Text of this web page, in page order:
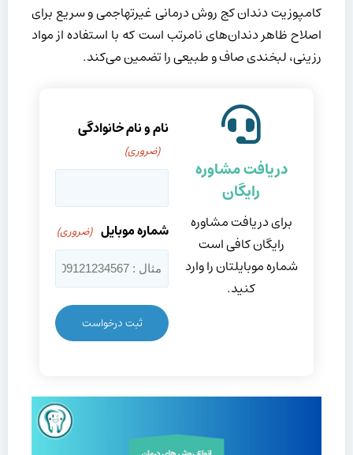
کامپوزیت دندان کج روش درمانی غیرتهاجمی و سریع برای
اصلاح ظاهر دندان‌های نامرتب است که با استفاده از مواد
رزینی، لبخندی صاف و طبیعی را تضمین می‌کند.
دریافت مشاوره
رایگان
برای دریافت مشاوره
رایگان کافی است
شماره موبایلتان را وارد
کنید.
نام و نام خانوادگی
(ضروری)
شماره موبایل (ضروری)